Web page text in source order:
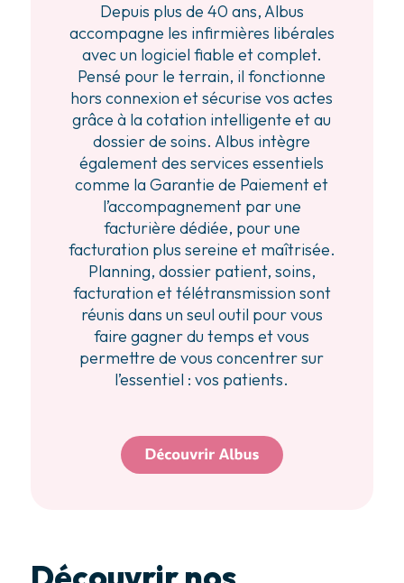
Depuis plus de 40 ans, Albus
accompagne les infirmières libérales
avec un logiciel fiable et complet.
Pensé pour le terrain, il fonctionne
hors connexion et sécurise vos actes
grâce à la cotation intelligente et au
dossier de soins. Albus intègre
également des services essentiels
comme la Garantie de Paiement et
l’accompagnement par une
facturière dédiée, pour une
facturation plus sereine et maîtrisée.
Planning, dossier patient, soins,
facturation et télétransmission sont
réunis dans un seul outil pour vous
faire gagner du temps et vous
permettre de vous concentrer sur
l’essentiel : vos patients.